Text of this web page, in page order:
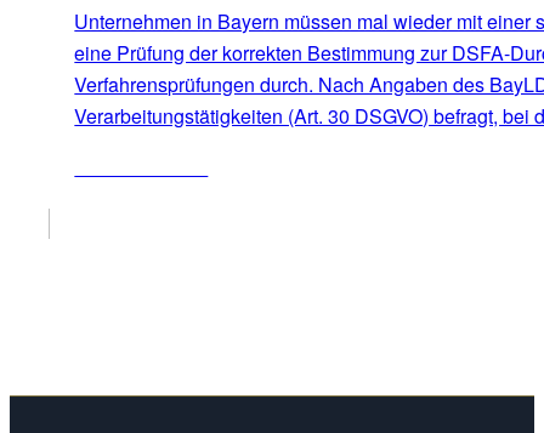
Unternehmen in Bayern müssen mal wieder mit
eine Prüfung der korrekten Bestimmung zur DSFA-
Verfahrensprüfungen durch. Nach Angaben des
Verarbeitungstätigkeiten (Art. 30 DSGVO) befragt,